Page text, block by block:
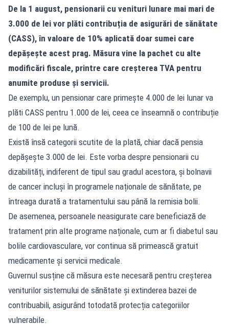
De la 1 august, pensionarii cu venituri lunare mai mari de
3.000 de lei vor plăti contribuția de asigurări de sănătate
(CASS), în valoare de 10% aplicată doar sumei care
depășește acest prag. Măsura vine la pachet cu alte
modificări fiscale, printre care creșterea TVA pentru
anumite produse și servicii.
De exemplu, un pensionar care primește 4.000 de lei lunar va
plăti CASS pentru 1.000 de lei, ceea ce înseamnă o contribuție
de 100 de lei pe lună.
Există însă categorii scutite de la plată, chiar dacă pensia
depășește 3.000 de lei. Este vorba despre pensionarii cu
dizabilități, indiferent de tipul sau gradul acestora, și bolnavii
de cancer incluși în programele naționale de sănătate, pe
întreaga durată a tratamentului sau până la remisia bolii.
De asemenea, persoanele neasigurate care beneficiază de
tratament prin alte programe naționale, cum ar fi diabetul sau
bolile cardiovasculare, vor continua să primească gratuit
medicamente și servicii medicale.
Guvernul susține că măsura este necesară pentru creșterea
veniturilor sistemului de sănătate și extinderea bazei de
contribuabili, asigurând totodată protecția categoriilor
vulnerabile.